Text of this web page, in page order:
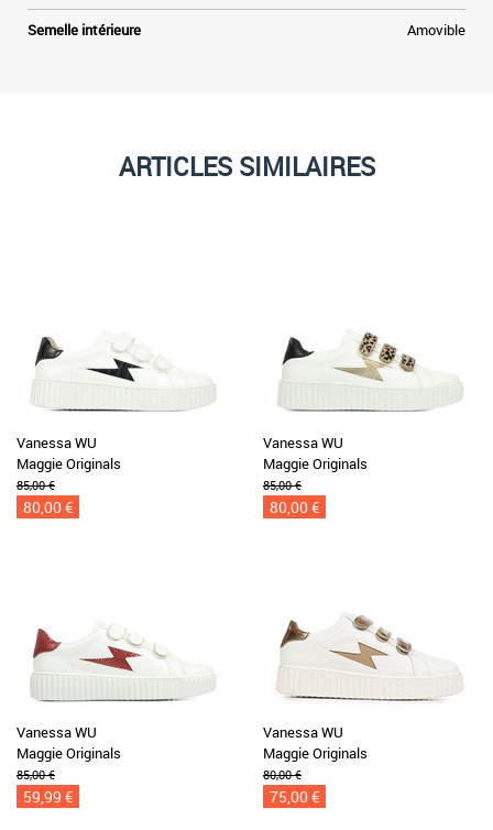
Semelle intérieure Amovible
ARTICLES SIMILAIRES
Vanessa WU
Maggie Originals
85,00 €
80,00 €
Vanessa WU
Maggie Originals
85,00 €
80,00 €
Vanessa WU
Maggie Originals
85,00 €
59,99 €
Vanessa WU
Maggie Originals
80,00 €
75,00 €